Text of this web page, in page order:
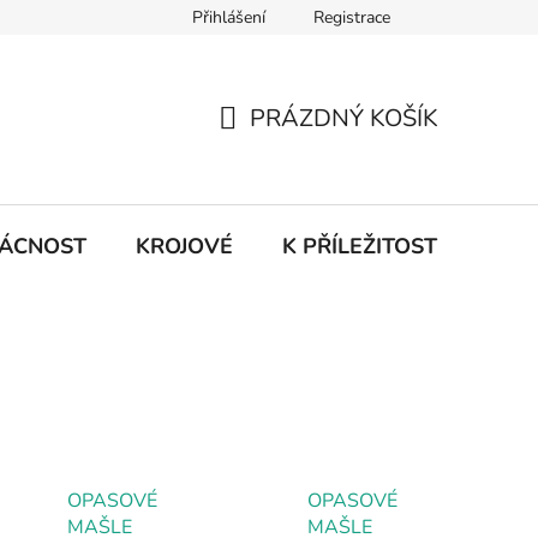
Přihlášení Registrace
KOŠÍK
PRÁZDNÝ KOŠÍK
KROJOVÉ K PŘÍLEŽITOSTI ...
OPASOVÉ
MAŠLE
OPASOVÉ
MAŠLE